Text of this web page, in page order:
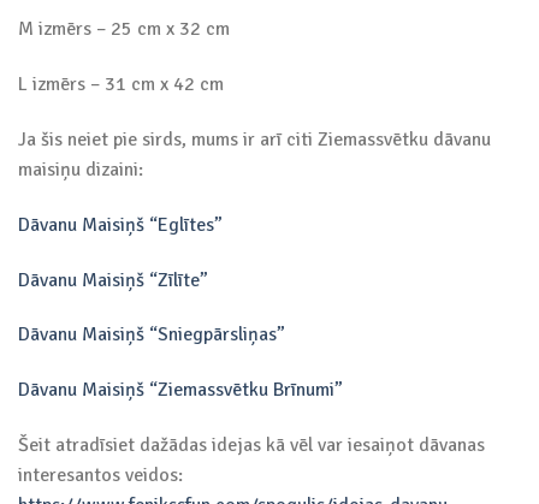
M izmērs – 25 cm x 32 cm
L izmērs – 31 cm x 42 cm
Ja šis neiet pie sirds, mums ir arī citi Ziemassvētku dāvanu
maisiņu dizaini:
Dāvanu Maisiņš “Eglītes”
Dāvanu Maisiņš “Zīlīte”
Dāvanu Maisiņš “Sniegpārsliņas”
Dāvanu Maisiņš “Ziemassvētku Brīnumi”
Šeit atradīsiet dažādas idejas kā vēl var iesaiņot dāvanas
interesantos veidos: